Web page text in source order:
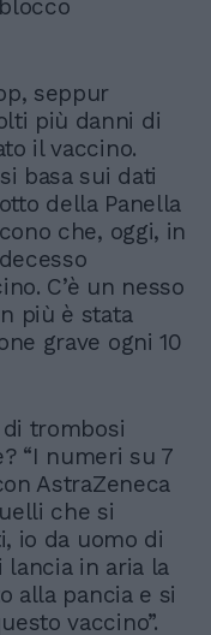
seppur
più danni di
il vaccino.
basa sui dati
della Panella
che, oggi, in
C’è un nesso
più è stata
grave ogni 10
trombosi
“I numeri su 7
AstraZeneca
che si
io da uomo di
lancia in aria la
alla pancia e si
vaccino”.